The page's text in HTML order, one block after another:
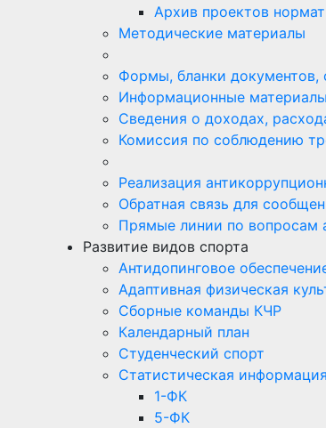
Архив проектов
Методические материалы
Формы, бланки документов,
Информационные
Сведения о доходах,
Комиссия по соблюдению
Реализация
Обратная связь для
Прямые линии по вопросам
Развитие видов спорта
Антидопинговое
Адаптивная физическая
Сборные команды КЧР
Календарный план
Студенческий спорт
Статистическая информация
1-ФК
5-ФК